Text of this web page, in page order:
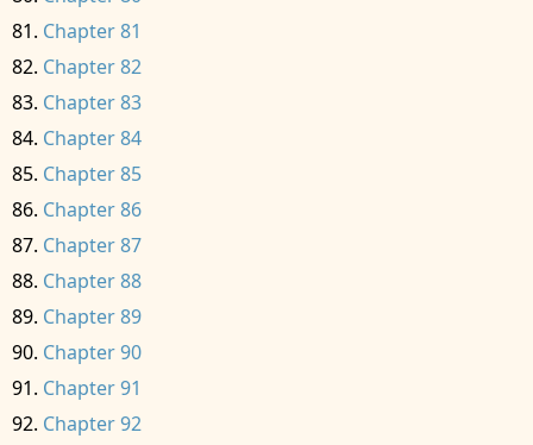
Chapter 81
Chapter 82
Chapter 83
Chapter 84
Chapter 85
Chapter 86
Chapter 87
Chapter 88
Chapter 89
Chapter 90
Chapter 91
Chapter 92